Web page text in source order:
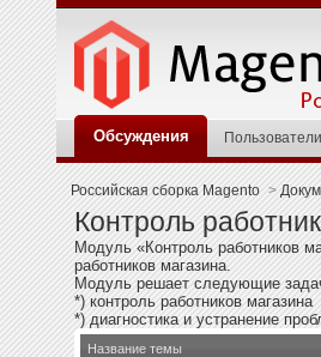
Обсуждения Пользователи
Российская сборка Magento >
Контроль
Модуль «Контроль работников
работников магазина.
Модуль решает следующие
*) контроль работников магазина
*) диагностика и устранение
Название темы